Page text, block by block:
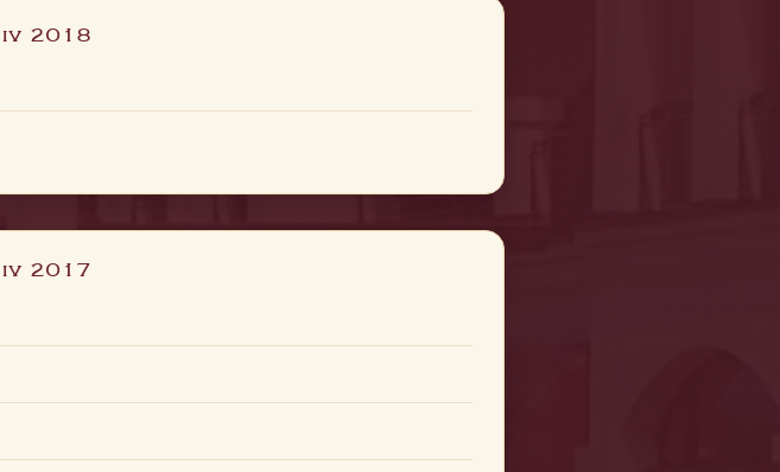
2018
2017